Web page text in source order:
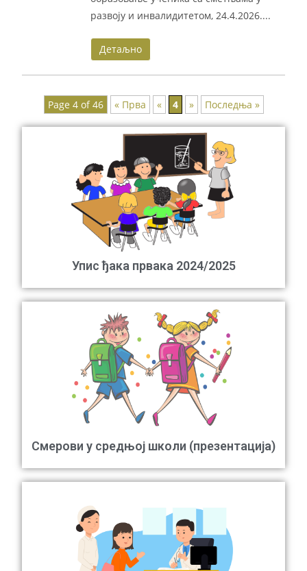
развоју и инвалидитетом, 24.4.2026....
Детаљно
Page 4 of 46 « Прва « 4 » Последња »
Упис ђака првака 2024/2025
Смерови у средњој школи (презентација)